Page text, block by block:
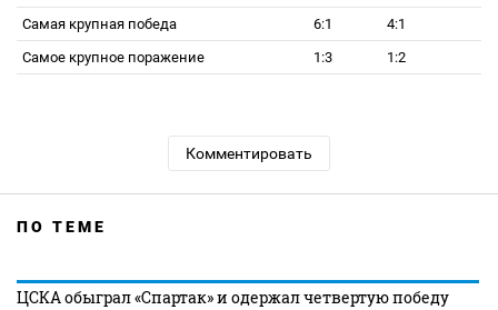
Самая крупная победа
6:1
4:1
Самое крупное поражение
1:3 1:2
Комментировать
ПО ТЕМЕ
ЦСКА обыграл «Спартак» и одержал четвертую победу